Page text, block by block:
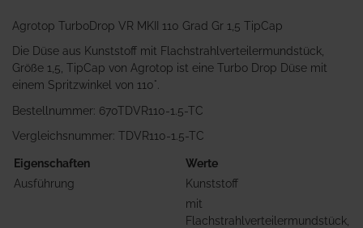
Agrotop TurboDrop VR MKII 110 Grad Gr 1,5 TipCap
Die Düse aus Kunststoff mit Flachstrahlverteilermundstück,
Größe 1,5, TipCap von Agrotop ist eine Turbo Drop Düse mit
einem Spritzwinkel von 110°.
Bestellnummer: 670TDVR110-1.5-TC
Vergleichsnummer: TDVR110-1.5-TC
Eigenschaften
Werte
Ausführung
Kunststoff
mit
Flachstrahlverteilermundstück,